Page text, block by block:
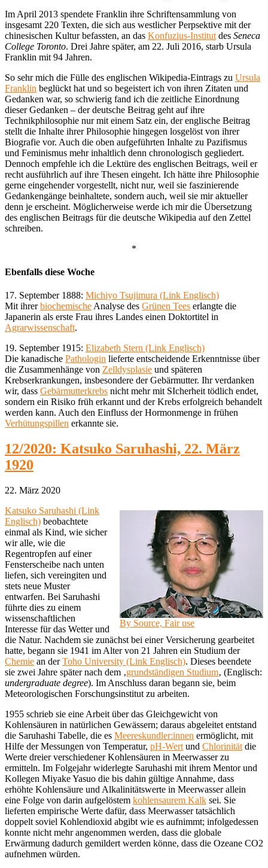
Im April 2013 spendete Franklin ihre Schriftensammlung von
insgesamt 220 Texten, die sich aus westlicher Perpsektive mit der
chinesischen Kultur befassten, an das Konfuzius-Institut des Seneca
College Toronto. Drei Jahre später, am 22. Juli 2016, starb Ursula
Franklin mit 94 Jahren.
So sehr mich die Fülle des englischen Wikipedia-Eintrags zu Ursula
Franklin beglückt hat und so begeistert ich von ihren Zitaten und
Gedanken war, so schwierig fand ich die zeitliche Einordnung
dieser Gedanken – der deutsche Beitrag geht auf ihre
Technikphilosophie nur mit einem Satz ein, der englische Beitrag
stellt die Inhalte ihrer Philosophie hingegen losgelöst von ihrer
Biografie vor. Auch die oben aufgeführten Inhalte zu Pazifismus
und Feminismus mehr inhaltlich denn chronologisch gegliedert.
Dennoch empfehle ich die Lektüre des englischen Beitrags, weil er
recht ausführlich auf ihre Thesen eingeht. Ich hätte ihre Philosophie
gerne eingehender vorgestellt, nicht nur, weil sie faszinierende
Gedankengänge beinhaltete, sondern auch, weil sie mir aktueller
denn je erscheint. Möglicherweise werde ich mir die Übersetzung
des englischen Beitrags für die deutsche Wikipedia auf den Zettel
schreiben.
*
Ebenfalls diese Woche
17. September 1888: Michiyo Tsujimura (Link Englisch)
Mit ihrerbiochemische Analyse des Grünen Tees erlangte die
Japanerin als erste Frau ihres Landes einen Doktortitel in
Agrarwissenschaft.
19. September 1915: Elizabeth Stern (Link Englisch)
Die kanadische Pathologin lieferte entscheidende Erkenntnisse über
die Zusammenhänge von Zelldysplasie und späteren
Krebserkrankungen, insbesondere der Gebärmutter. Ihr verdanken
wir, dass Gebärmutterkrebs nicht mehr mit SIcherheit tödlich endet,
sondern ein Risiko früh erkannt und der Krebs erfolgreich behandelt
werden kann. Auch den Einfluss der Hormonmenge in frühen
Verhütungspillen erkannte sie.
12/2020: Katsuko Saruhashi, 22. März
1920
22. März 2020
By Source, Fair use
Katsuko Saruhashi (Link
Englisch) beobachtete
einmal als Kind, wie sicher
wir alle, wie die
Regentropfen auf einer
Fensterscheibe nach unten
liefen, sich vereingiten und
stets neue Muster
entwarfen. Bei Saruhashi
führte dies zu einem
wissenschaftlichen
Interesse für das Wetter und
die Natur. Nachdem sie zunächst bei einer Versicherung gearbeitet
hatte, begann sie 1941 im Alter von 21 Jahren ein Studium der
Chemie an derToho University (Link Englisch). Dieses beendete
sie zwei Jahre später nach dem ‚grundständigen Studium‚ (Englisch:
undergraduate degree). Im Anschluss daran begann sie, beim
Meteorologischen Forschungsinstitut zu arbeiten.
1955 schrieb sie eine Arbeit über das Gleichgewicht von
Kohlensäuren in natürlichen Gewässern; daraus abgeleitet entstand
die Saruhashi Tabelle, die es Meereskundler:innen ermöglicht, mit
Hilfe der Messungen von Temperatur, pH-Wert und Chlorinität die
Werte dreier verschiedener Kohlensäuren in Meerwasser zu
ermitteln. Im Folgejahr widerlegte Saruhashi mit ihrem Mentor und
Kollegen Miyake Yasuo die bis dahin gültige Annahme, dass
erhöhte Kohlensäure und Alkalinitätswerte in Meerwasser allein
eine Folge von darin aufgelöstem kohlensaurem Kalk sei. Sie
lieferten empirische Werte dafür, dass Meerwasser tatsächlich
doppelt soviel Kohlendioxid abgibt wie es aufnimmt; infolgedessen
konnte nicht mehr angenommen werden, dass die globale
Erwärmung dadurch gemildert werden könne, dass die Ozeane CO2
aufnehmen würden.